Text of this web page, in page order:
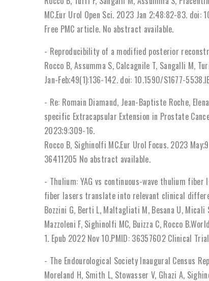
MC.Eur Urol Open Sci. 2023 Jan 2;48:82-83. doi:
Free PMC article. No abstract available.
- Reproducibility of a modified posterior
Rocco B, Assumma S, Calcagnile T, Sangalli M,
Jan-Feb;49(1):136-142. doi: 10.1590/S1677-
- Re: Romain Diamand, Jean-Baptiste Roche,
specific Extracapsular Extension in Prostate
2023;9:309-16.
Rocco B, Sighinolfi MC.Eur Urol Focus. 2023
36411205 No abstract available.
- Thulium: YAG vs continuous-wave thulium
fiber lasers translate into relevant clinical
Bozzini G, Berti L, Maltagliati M, Besana U,
Mazzoleni F, Sighinolfi MC, Buizza C, Rocco
1. Epub 2022 Nov 10.PMID: 36357602 Clinical
- The Endourological Society Inaugural Census
Moreland H, Smith L, Stowasser V, Ghazi A,